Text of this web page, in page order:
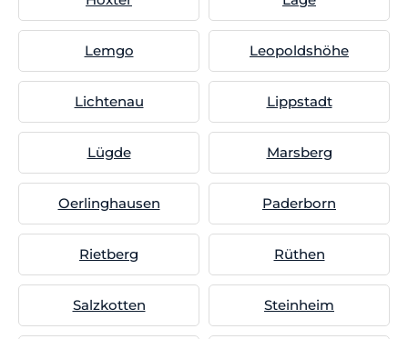
Lemgo Leopoldshöhe
Lichtenau Lippstadt
Lügde Marsberg
Oerlinghausen Paderborn
Rietberg Rüthen
Salzkotten Steinheim